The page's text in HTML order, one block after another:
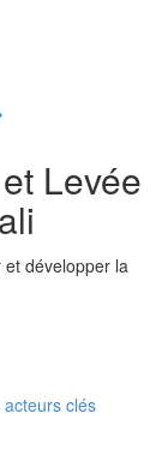
Levée
et développer la
clés